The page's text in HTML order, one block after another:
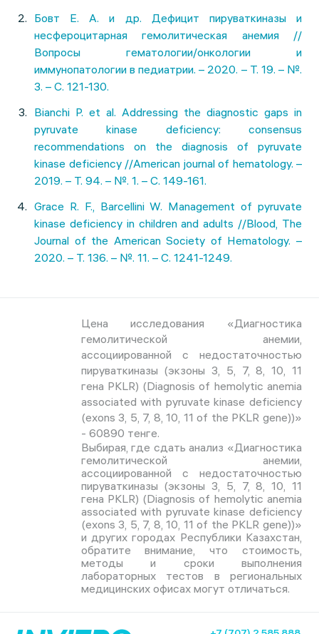
Бовт Е. А. и др. Дефицит пируваткиназы и
несфероцитарная гемолитическая анемия //
Вопросы гематологии/онкологии и
иммунопатологии в педиатрии. – 2020. – Т. 19. – №.
3. – С. 121-130.
Bianchi P. et al. Addressing the diagnostic gaps in
pyruvate kinase deficiency: consensus
recommendations on the diagnosis of pyruvate
kinase deficiency //American journal of hematology. –
2019. – Т. 94. – №. 1. – С. 149-161.
Grace R. F., Barcellini W. Management of pyruvate
kinase deficiency in children and adults //Blood, The
Journal of the American Society of Hematology. –
2020. – Т. 136. – №. 11. – С. 1241-1249.
Цена исследования «Диагностика
гемолитической анемии,
ассоциированной с недостаточностью
пируваткиназы (экзоны 3, 5, 7, 8, 10, 11
гена PKLR) (Diagnosis of hemolytic anemia
associated with pyruvate kinase deficiency
(exons 3, 5, 7, 8, 10, 11 of the PKLR gene))»
- 60890 тенге.
Выбирая, где сдать анализ «Диагностика
гемолитической анемии,
ассоциированной с недостаточностью
пируваткиназы (экзоны 3, 5, 7, 8, 10, 11
гена PKLR) (Diagnosis of hemolytic anemia
associated with pyruvate kinase deficiency
(exons 3, 5, 7, 8, 10, 11 of the PKLR gene))»
и других городах Республики Казахстан,
обратите внимание, что стоимость,
методы и сроки выполнения
лабораторных тестов в региональных
медицинских офисах могут отличаться.